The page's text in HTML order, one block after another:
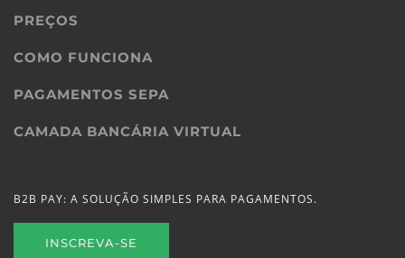
PREÇOS
COMO FUNCIONA
PAGAMENTOS SEPA
CAMADA BANCÁRIA VIRTUAL
B2B PAY: A SOLUÇÃO SIMPLES PARA PAGAMENTOS.
INSCREVA-SE